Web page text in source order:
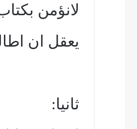
لانؤمن
يعقل ان
ثانيا: